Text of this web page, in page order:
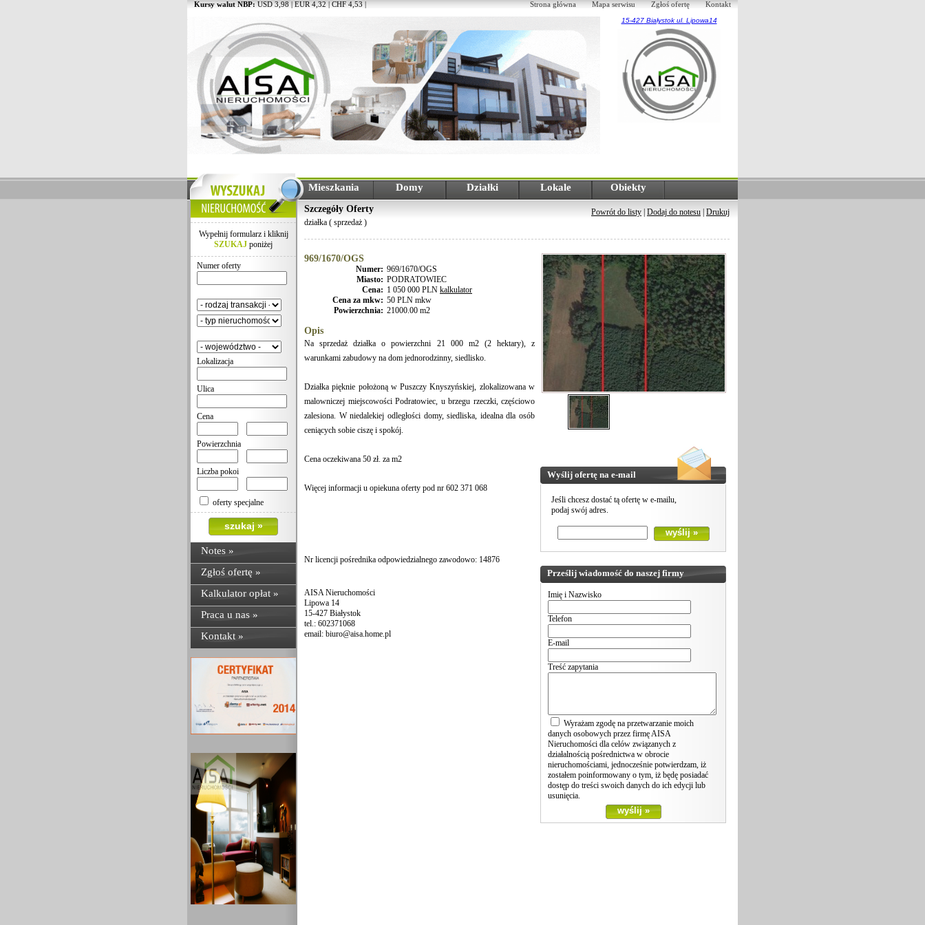
Kursy walut NBP:USD 3,98 | EUR 4,32 | CHF 4,53 | Strona główna Mapa serwisu Zgłoś ofertę Kontakt
15-427Białystok ul. Lipowa14
Mieszkania Domy Działki Lokale Obiekty
Wypełnij formularz i kliknij
SZUKAJ poniżej
Numer oferty
Lokalizacja
Ulica
Cena
Powierzchnia
Liczba pokoi
oferty specjalne
Notes »
Zgłoś ofertę »
Kalkulator opłat »
Praca u nas »
Kontakt »
Szczegóły Oferty Powrót do listy Dodaj do notesu Drukuj
działka ( sprzedaż )
969/1670/OGS
Numer: 969/1670/OGS
Miasto: PODRATOWIEC
Cena: 1 050 000 PLN kalkulator
Cena za mkw: 50 PLN mkw
Powierzchnia: 21000.00 m2
Opis
Na sprzedaż działka o powierzchni 21 000 m2 (2 hektary), z
warunkami zabudowy na dom jednorodzinny, siedlisko.
Działka pięknie położoną w Puszczy Knyszyńskiej, zlokalizowana w
malowniczej miejscowości Podratowiec, u brzegu rzeczki, częściowo
zalesiona. W niedalekiej odległości domy, siedliska, idealna dla osób
ceniących sobie ciszę i spokój.
Cena oczekiwana 50 zł. za m2
Więcej informacji u opiekuna oferty pod nr 602 371 068
Nr licencji pośrednika odpowiedzialnego zawodowo: 14876
AISA Nieruchomości
Lipowa 14
15-427 Białystok
tel.: 602371068
email: biuro@aisa.home.pl
Wyślij ofertę na e-mail
Jeśli chcesz dostać tą ofertę w e-mailu,
podaj swój adres.
Prześlij wiadomość do naszej firmy
Imię i Nazwisko
Telefon
E-mail
Treść zapytania
Wyrażam zgodę na przetwarzanie moich
danych osobowych przez firmę AISA
Nieruchomości dla celów związanych z
działalnością pośrednictwa w obrocie
nieruchomościami, jednocześnie potwierdzam, iż
zostałem poinformowany o tym, iż będę posiadać
dostęp do treści swoich danych do ich edycji lub
usunięcia.